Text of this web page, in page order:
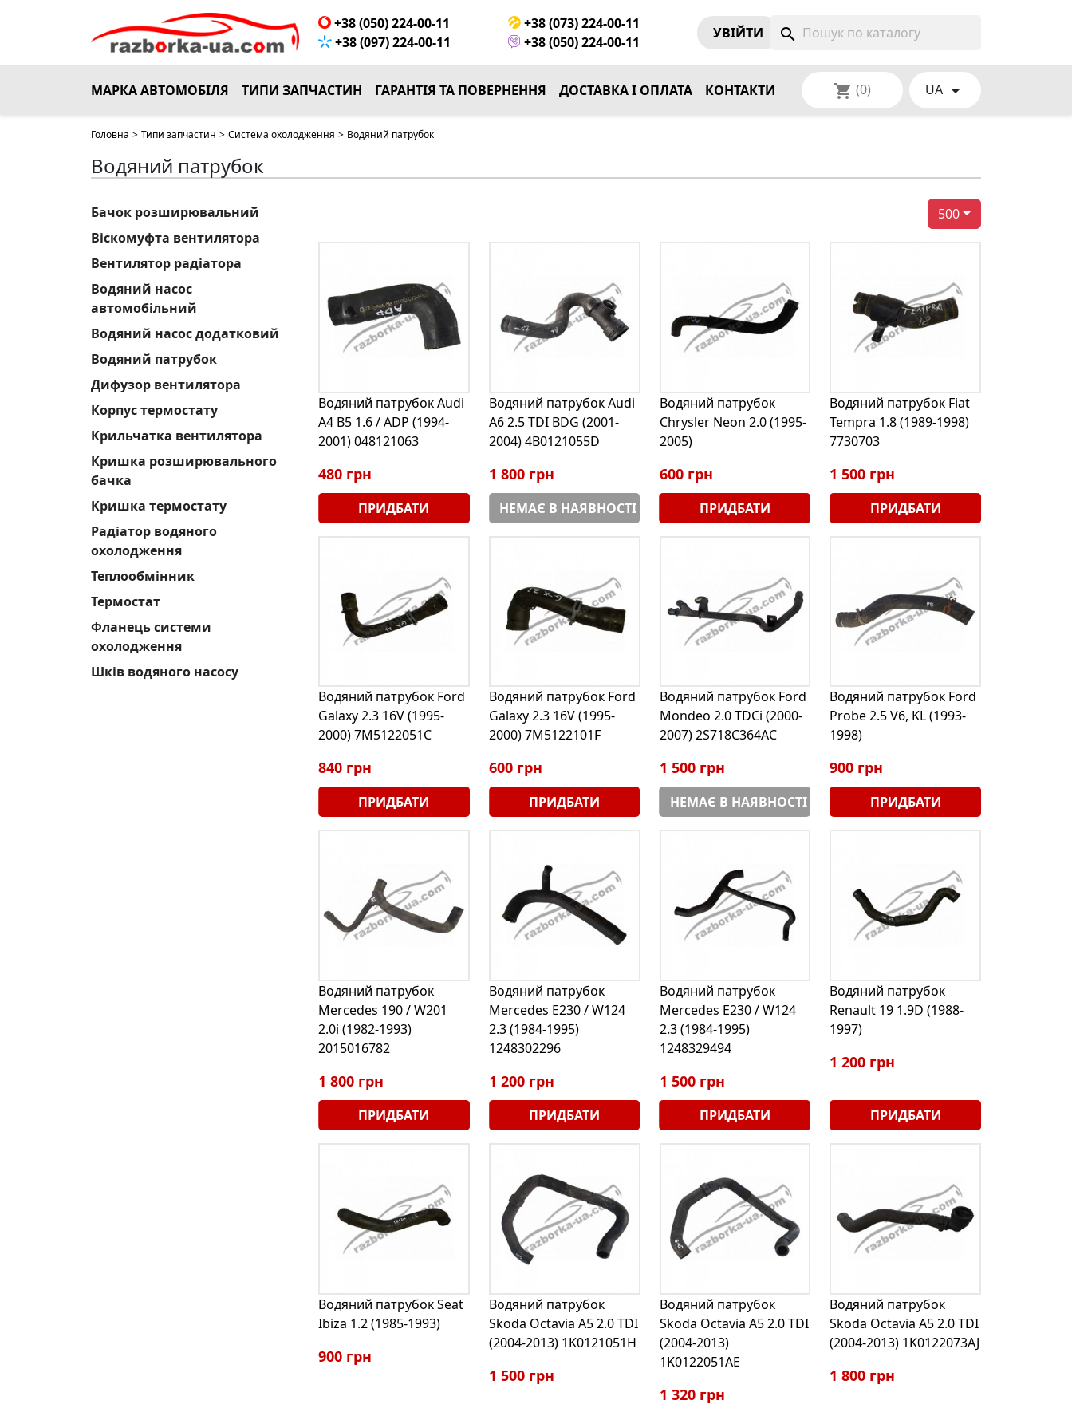
+38 (050) 224-00-11
+38 (073) 224-00-11
+38 (097) 224-00-11
+38 (050) 224-00-11
УВIЙТИ search
МАРКА АВТОМОБІЛЯ ТИПИ ЗАПЧАСТИН ГАРАНТІЯ ТА ПОВЕРНЕННЯ ДОСТАВКА І ОПЛАТА КОНТАКТИ shopping_cart (0) UA 
Головна > Типи запчастин > Система охолодження > Водяний патрубок
Водяний патрубок
Бачок розширювальний
Віскомуфта вентилятора
Вентилятор радіатора
Водяний насос
автомобільний
Водяний насос додатковий
Водяний патрубок
Дифузор вентилятора
Корпус термостату
Крильчатка вентилятора
Кришка розширювального
бачка
Кришка термостату
Радіатор водяного
охолодження
Теплообмінник
Термостат
Фланець системи
охолодження
Шків водяного насосу
500
Водяний патрубок Audi
A4 B5 1.6 / ADP (1994-
2001) 048121063
480 грн
ПРИДБАТИ
Водяний патрубок Audi
A6 2.5 TDI BDG (2001-
2004) 4B0121055D
1 800 грн
НЕМАЄ В НАЯВНОСТІ
Водяний патрубок
Chrysler Neon 2.0 (1995-
2005)
600 грн
ПРИДБАТИ
Водяний патрубок Fiat
Tempra 1.8 (1989-1998)
7730703
1 500 грн
ПРИДБАТИ
Водяний патрубок Ford
Galaxy 2.3 16V (1995-
2000) 7M5122051C
840 грн
ПРИДБАТИ
Водяний патрубок Ford
Galaxy 2.3 16V (1995-
2000) 7M5122101F
600 грн
ПРИДБАТИ
Водяний патрубок Ford
Mondeo 2.0 TDCi (2000-
2007) 2S718C364AC
1 500 грн
НЕМАЄ В НАЯВНОСТІ
Водяний патрубок Ford
Probe 2.5 V6, KL (1993-
1998)
900 грн
ПРИДБАТИ
Водяний патрубок
Mercedes 190 / W201
2.0i (1982-1993)
2015016782
1 800 грн
ПРИДБАТИ
Водяний патрубок
Mercedes E230 / W124
2.3 (1984-1995)
1248302296
1 200 грн
ПРИДБАТИ
Водяний патрубок
Mercedes E230 / W124
2.3 (1984-1995)
1248329494
1 500 грн
ПРИДБАТИ
Водяний патрубок
Renault 19 1.9D (1988-
1997)
1 200 грн
ПРИДБАТИ
Водяний патрубок Seat
Ibiza 1.2 (1985-1993)
900 грн
Водяний патрубок
Skoda Octavia A5 2.0 TDI
(2004-2013) 1K0121051H
1 500 грн
Водяний патрубок
Skoda Octavia A5 2.0 TDI
(2004-2013)
1K0122051AE
1 320 грн
Водяний патрубок
Skoda Octavia A5 2.0 TDI
(2004-2013) 1K0122073AJ
1 800 грн